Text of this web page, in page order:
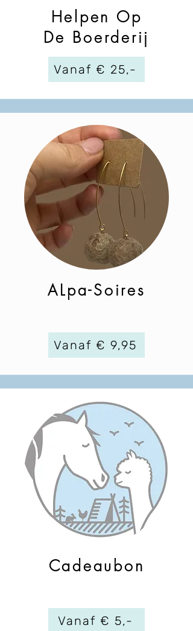
Helpen Op
De Boerderij
Vanaf € 25,-
ALpa-Soires
Vanaf € 9,95
Cadeaubon
Vanaf € 5,-